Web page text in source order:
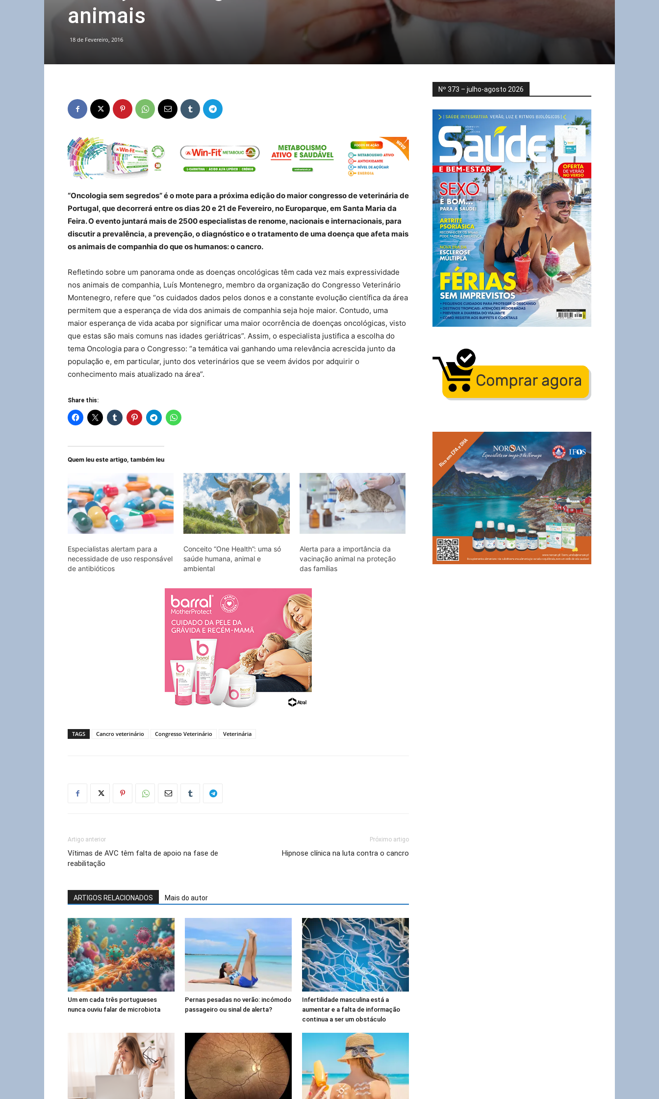
animais
18 de Fevereiro, 2016
“Oncologia sem segredos” é o mote para a próxima edição do maior congresso de veterinária de
Portugal, que decorrerá entre os dias 20 e 21 de Fevereiro, no Europarque, em Santa Maria da
Feira. O evento juntará mais de 2500 especialistas de renome, nacionais e internacionais, para
discutir a prevalência, a prevenção, o diagnóstico e o tratamento de uma doença que afeta mais
os animais de companhia do que os humanos: o cancro.
Refletindo sobre um panorama onde as doenças oncológicas têm cada vez mais expressividade
nos animais de companhia, Luís Montenegro, membro da organização do Congresso Veterinário
Montenegro, refere que “os cuidados dados pelos donos e a constante evolução científica da área
permitem que a esperança de vida dos animais de companhia seja hoje maior. Contudo, uma
maior esperança de vida acaba por significar uma maior ocorrência de doenças oncológicas, visto
que estas são mais comuns nas idades geriátricas”. Assim, o especialista justifica a escolha do
tema Oncologia para o Congresso: “a temática vai ganhando uma relevância acrescida junto da
população e, em particular, junto dos veterinários que se veem ávidos por adquirir o
conhecimento mais atualizado na área”.
Share this:
Quem leu este artigo, também leu
Especialistas alertam para a
necessidade de uso responsável
de antibióticos
Conceito “One Health”: uma só
saúde humana, animal e
ambiental
Alerta para a importância da
vacinação animal na proteção
das famílias
TAGS Cancro veterinário Congresso Veterinário Veterinária
Artigo anterior
Vítimas de AVC têm falta de apoio na fase de
reabilitação
Próximo artigo
Hipnose clínica na luta contra o cancro
ARTIGOS RELACIONADOS Mais do autor
Um em cada três portugueses
nunca ouviu falar de microbiota
Pernas pesadas no verão: incómodo
passageiro ou sinal de alerta?
Infertilidade masculina está a
aumentar e a falta de informação
continua a ser um obstáculo
Nº 373 – julho-agosto 2026